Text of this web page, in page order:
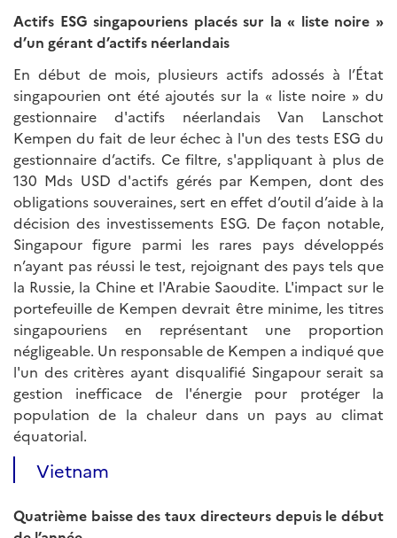
Actifs ESG singapouriens placés sur la « liste noire »
d’un gérant d’actifs néerlandais
En début de mois, plusieurs actifs adossés à l’État
singapourien ont été ajoutés sur la « liste noire » du
gestionnaire d'actifs néerlandais Van Lanschot
Kempen du fait de leur échec à l'un des tests ESG du
gestionnaire d’actifs. Ce filtre, s'appliquant à plus de
130 Mds USD d'actifs gérés par Kempen, dont des
obligations souveraines, sert en effet d’outil d’aide à la
décision des investissements ESG. De façon notable,
Singapour figure parmi les rares pays développés
n’ayant pas réussi le test, rejoignant des pays tels que
la Russie, la Chine et l'Arabie Saoudite. L'impact sur le
portefeuille de Kempen devrait être minime, les titres
singapouriens en représentant une proportion
négligeable. Un responsable de Kempen a indiqué que
l'un des critères ayant disqualifié Singapour serait sa
gestion inefficace de l'énergie pour protéger la
population de la chaleur dans un pays au climat
équatorial.
Vietnam
Quatrième baisse des taux directeurs depuis le début